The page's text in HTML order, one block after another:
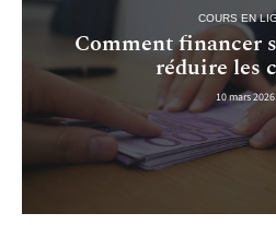
COURS EN
Comment financer
réduire les
10 mars 2026